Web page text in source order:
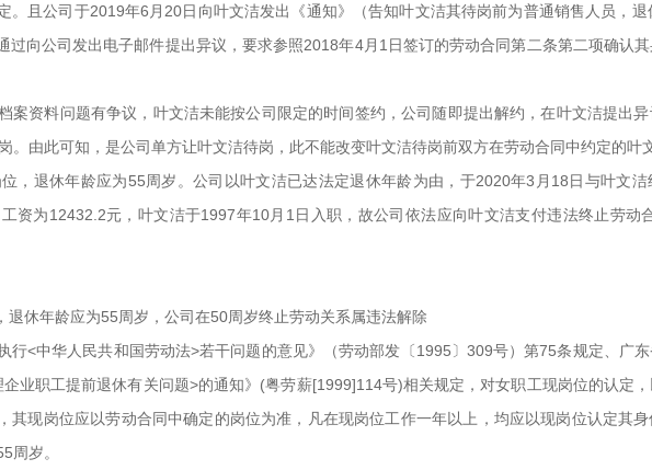
。且公司于2019年6月20日向叶文洁发出《通知》（告知叶文洁其待岗前为普通销售人员，
向公司发出电子邮件提出异议，要求参照2018年4月1日签订的劳动合同第二条第二项确认
案资料问题有争议，叶文洁未能按公司限定的时间签约，公司随即提出解约，在叶文洁提出
由此可知，是公司单方让叶文洁待岗，此不能改变叶文洁待岗前双方在劳动合同中约定的叶
，退休年龄应为55周岁。公司以叶文洁已达法定退休年龄为由，于2020年3月18日与叶文
资为12432.2元，叶文洁于1997年10月1日入职，故公司依法应向叶文洁支付违法终止劳动
休年龄应为55周岁，公司在50周岁终止劳动关系属违法解除
行<中华人民共和国劳动法>若干问题的意见》（劳动部发〔1995〕309号）第75条规定、广
业职工提前退休有关问题>的通知》(粤劳薪[1999]114号)相关规定，对女职工现岗位的认定
其现岗位应以劳动合同中确定的岗位为准，凡在现岗位工作一年以上，均应以现岗位认定其
周岁。